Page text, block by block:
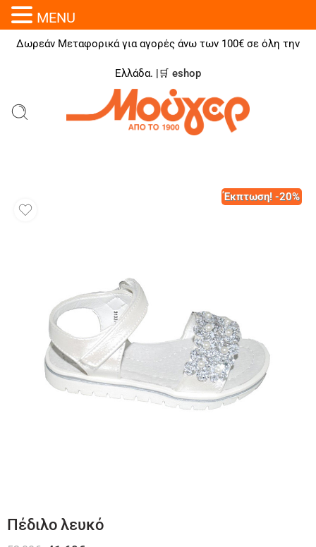
Δωρεάν Μεταφορικά για αγορές άνω των 100€ σε όλη την
Ελλάδα. |🛒 eshop
Έκπτωση! -20%
Πέδιλο λευκό
MENU